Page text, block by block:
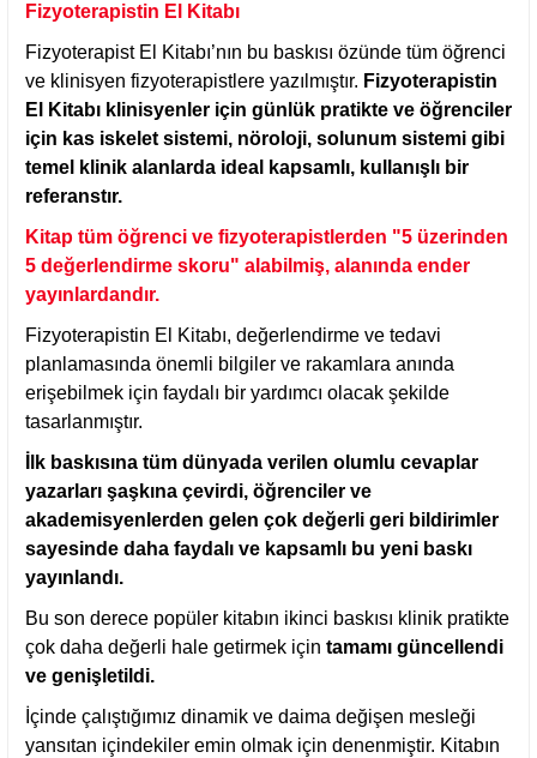
Fizyoterapistin El Kitabı
Fizyoterapist El Kitabı’nın bu baskısı özünde tüm öğrenci
ve klinisyen fizyoterapistlere yazılmıştır. Fizyoterapistin
El Kitabı klinisyenler için günlük pratikte ve öğrenciler
için kas iskelet sistemi, nöroloji, solunum sistemi gibi
temel klinik alanlarda ideal kapsamlı, kullanışlı bir
referanstır.
Kitap tüm öğrenci ve fizyoterapistlerden "5 üzerinden
5 değerlendirme skoru" alabilmiş, alanında ender
yayınlardandır.
Fizyoterapistin El Kitabı, değerlendirme ve tedavi
planlamasında önemli bilgiler ve rakamlara anında
erişebilmek için faydalı bir yardımcı olacak şekilde
tasarlanmıştır.
İlk baskısına tüm dünyada verilen olumlu cevaplar
yazarları şaşkına çevirdi, öğrenciler ve
akademisyenlerden gelen çok değerli geri bildirimler
sayesinde daha faydalı ve kapsamlı bu yeni baskı
yayınlandı.
Bu son derece popüler kitabın ikinci baskısı klinik pratikte
çok daha değerli hale getirmek için tamamı güncellendi
ve genişletildi.
İçinde çalıştığımız dinamik ve daima değişen mesleği
yansıtan içindekiler emin olmak için denenmiştir. Kitabın